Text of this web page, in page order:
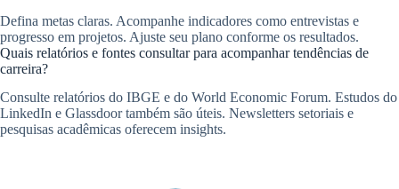
Defina metas claras. Acompanhe indicadores como entrevistas e
progresso em projetos. Ajuste seu plano conforme os resultados.
Quais relatórios e fontes consultar para acompanhar tendências de
carreira?
Consulte relatórios do IBGE e do World Economic Forum. Estudos do
LinkedIn e Glassdoor também são úteis. Newsletters setoriais e
pesquisas acadêmicas oferecem insights.